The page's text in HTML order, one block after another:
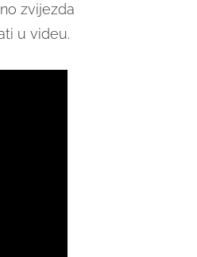
zvijezda
u videu.